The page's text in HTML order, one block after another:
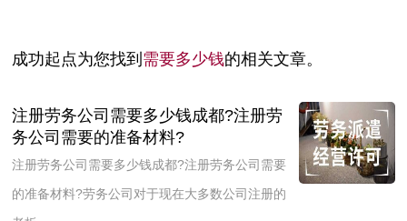
成功起点为您找到 需要多少钱的相关文章。
注册劳务公司需要多少钱成都?注册劳
务公司需要的准备材料?
注册劳务公司需要多少钱成都?注册劳务公司需要
的准备材料?劳务公司对于现在大多数公司注册的